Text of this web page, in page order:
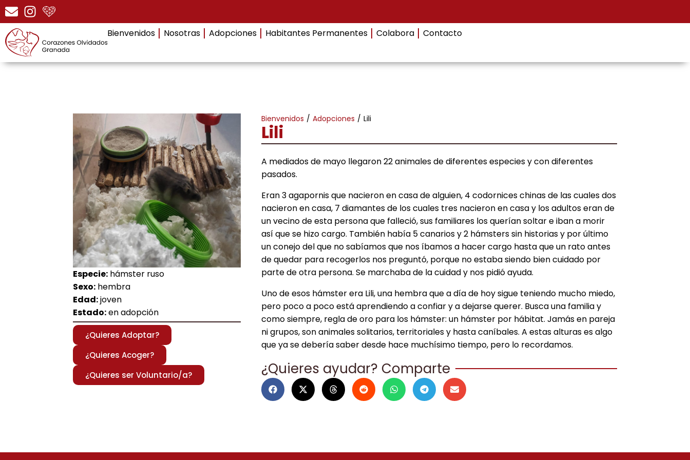
Bienvenidos Nosotras Adopciones Habitantes Permanentes Colabora Contacto
Especie: hámster ruso
Sexo: hembra
Edad:joven
Estado:en adopción
¿Quieres Adoptar?
¿Quieres Acoger?
¿Quieres ser Voluntario/a?
Bienvenidos / Adopciones / Lili
Lili
A mediados de mayo llegaron 22 animales de diferentes especies y con diferentes
pasados.
Eran 3 agapornis que nacieron en casa de alguien, 4 codornices chinas de las cuales dos
nacieron en casa, 7 diamantes de los cuales tres nacieron en casa y los adultos eran de
un vecino de esta persona que falleció, sus familiares los querían soltar e iban a morir
así que se hizo cargo. También había 5 canarios y 2 hámsters sin historias y por último
un conejo del que no sabíamos que nos íbamos a hacer cargo hasta que un rato antes
de quedar para recogerlos nos preguntó, porque no estaba siendo bien cuidado por
parte de otra persona. Se marchaba de la cuidad y nos pidió ayuda.
Uno de esos hámster era Lili, una hembra que a día de hoy sigue teniendo mucho miedo,
pero poco a poco está aprendiendo a confiar y a dejarse querer. Busca una familia y
como siempre, regla de oro para los hámster: un hámster por hábitat. Jamás en pareja
ni grupos, son animales solitarios, territoriales y hasta caníbales. A estas alturas es algo
que ya se debería saber desde hace muchísimo tiempo, pero lo recordamos.
¿Quieres ayudar? Comparte